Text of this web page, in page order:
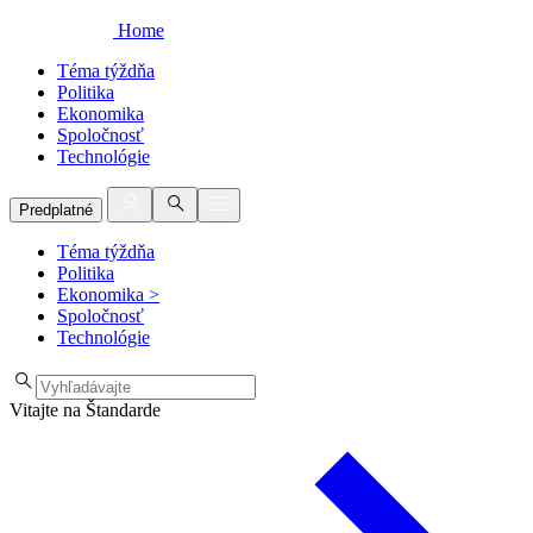
Home
Téma týždňa
Politika
Ekonomika
Spoločnosť
Technológie
Predplatné
Téma týždňa
Politika
Ekonomika >
Spoločnosť
Technológie
Vitajte na Štandarde